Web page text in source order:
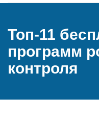
Топ-11
программ
контроля